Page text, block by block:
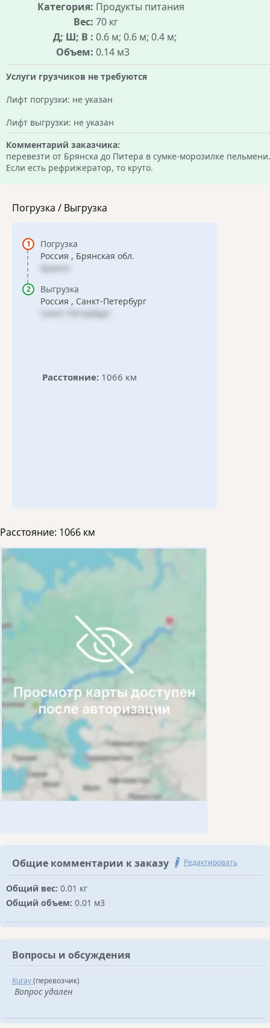
Категория: Продукты питания
Вес: 70 кг
Д; Ш; В : 0.6 м; 0.6 м; 0.4 м;
Объем: 0.14 м3
Услуги грузчиков не требуются
Лифт погрузки: не указан
Лифт выгрузки: не указан
Комментарий заказчика:
перевезти от Брянска до Питера в сумке-морозилке пельмени.
Если есть рефрижератор, то круто.
Погрузка / Выгрузка
Погрузка
Россия , Брянская обл.
Брянск
Выгрузка
Россия , Санкт-Петербург
Санкт-Петербург
Расстояние: 1066 км
Расстояние: 1066 км
Общие комментарии к заказу Редактировать
Общий вес: 0.01 кг
Общий объем: 0.01 м3
Вопросы и обсуждения
Kuray(перевозчик)
Вопрос удален